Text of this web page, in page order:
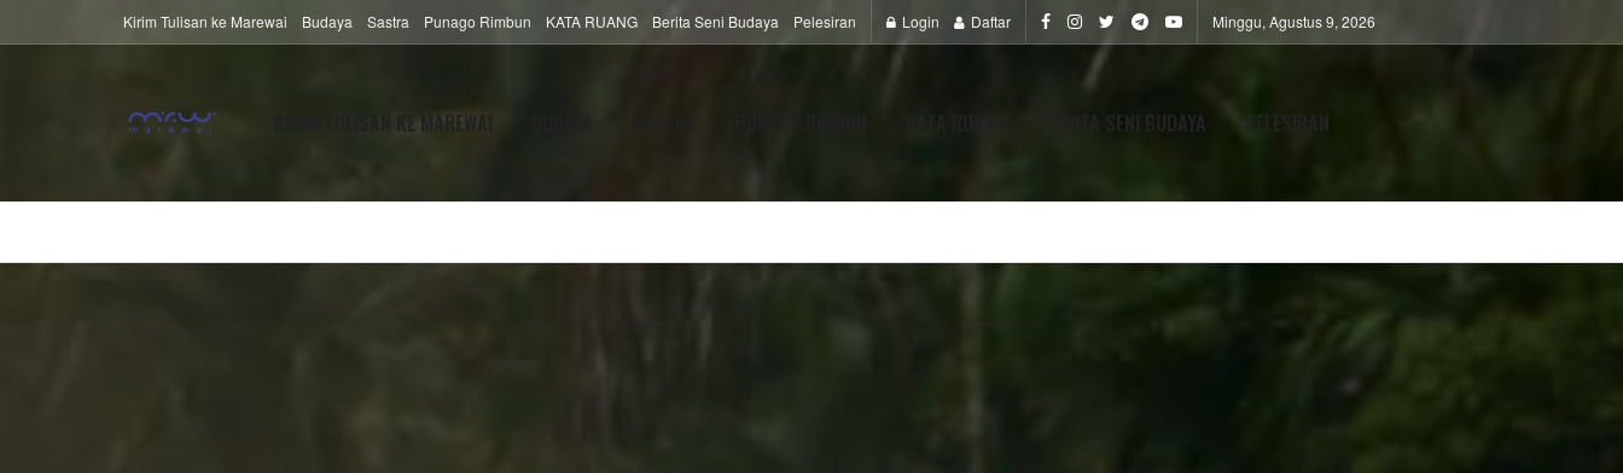
Kirim Tulisan ke Marewai Budaya Sastra Punago Rimbun KATA RUANG Berita Seni Budaya Pelesiran Login Daftar Minggu, Agustus 9, 2026
KIRIM TULISAN KE MAREWAI BERITA SENI BUDAYA PELESIRAN